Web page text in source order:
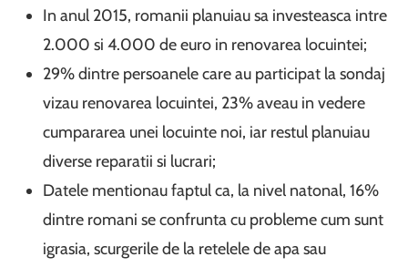
In anul 2015, romanii planuiau sa investeasca intre
2.000 si 4.000 de euro in renovarea locuintei;
29% dintre persoanele care au participat la sondaj
vizau renovarea locuintei, 23% aveau in vedere
cumpararea unei locuinte noi, iar restul planuiau
diverse reparatii si lucrari;
Datele mentionau faptul ca, la nivel natonal, 16%
dintre romani se confrunta cu probleme cum sunt
igrasia, scurgerile de la retelele de apa sau